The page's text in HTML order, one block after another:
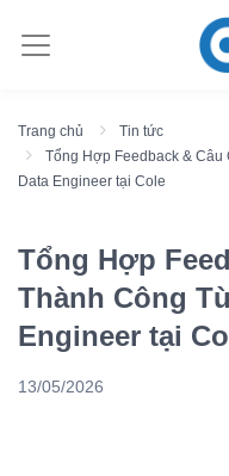
Trang chủ
Tin tức
Tổng Hợp Feedback &
Data Engineer tại Cole
Tổng Hợp
Thành Công
Engineer tại
13/05/2026